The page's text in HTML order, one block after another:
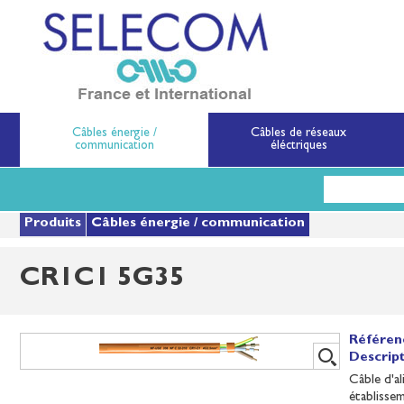
principal
Câbles énergie /
communication
Câbles de réseaux
éléctriques
Produits Câbles énergie / communication
CR1C1 5G35
Câble